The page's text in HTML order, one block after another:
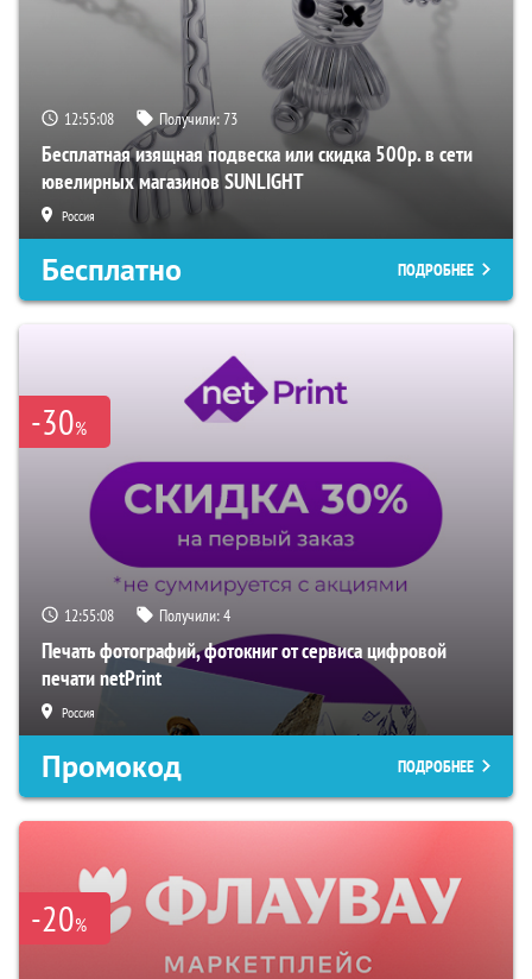
12:55:07 Получили:73
Бесплатная изящная подвеска или скидка 500р. в сети
ювелирных магазинов SUNLIGHT
Россия
Бесплатно ПОДРОБНЕЕ
-30%
12:55:07 Получили:4
Печать фотографий, фотокниг от сервиса цифровой
печати netPrint
Россия
Промокод ПОДРОБНЕЕ
-20%